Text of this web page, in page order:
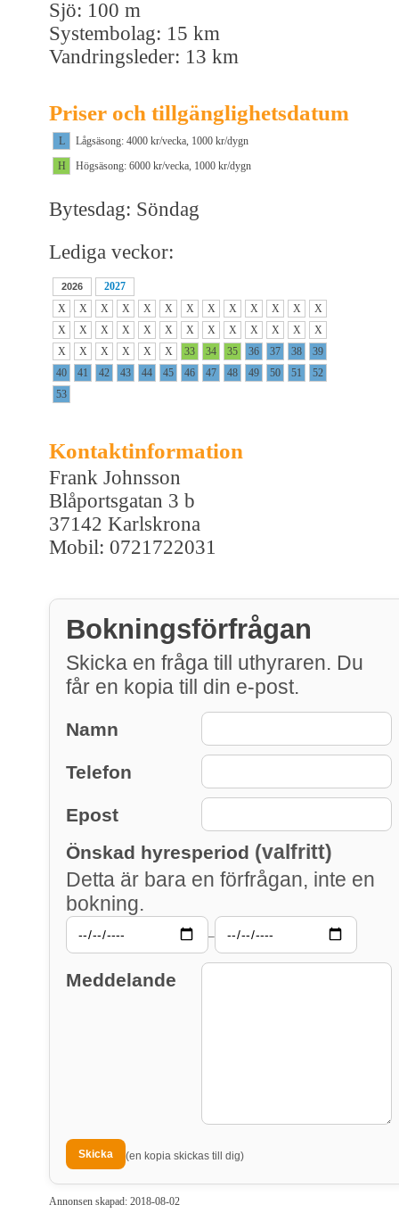
Sjö: 100 m
Systembolag: 15 km
Vandringsleder: 13 km
Priser och tillgänglighetsdatum
L
Lågsäsong: 4000 kr/vecka, 1000 kr/dygn
H
Högsäsong: 6000 kr/vecka, 1000 kr/dygn
Bytesdag: Söndag
Lediga veckor:
2026
2027
X
X X X X X X X X X X X
X
X
X X X X X X X X X X X
X
X
X X X X X 33 34 35 36 37 38
39
40
41 42 43 44 45 46 47 48 49 50 51
52
53
Kontaktinformation
Frank Johnsson
Blåportsgatan 3 b
37142 Karlskrona
Mobil: 0721722031
Bokningsförfrågan
Skicka en fråga till uthyraren. Du
får en kopia till din e-post.
Namn
Telefon
Epost
Önskad hyresperiod (valfritt)
Detta är bara en förfrågan, inte en
bokning.
–
Meddelande
(en kopia skickas till dig)
Annonsen skapad: 2018-08-02